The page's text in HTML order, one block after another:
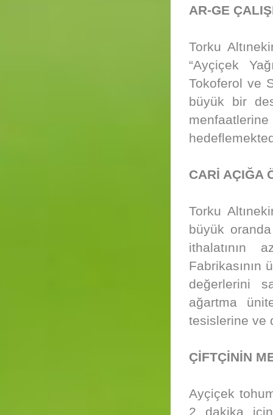
AR-GE
Torku
“Ayçiçek
Tokoferol ve
büyük bir
CARİ AÇIĞA
Torku
büyük
ithalatının
değerlerini
ağartma
tesislerine ve
ÇİFTÇİNİN
Ayçiçek
2 dakika